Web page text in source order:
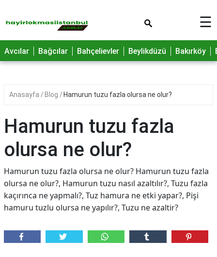
☰
Avcılar Bağcılar Bahçelievler Beylikdüzü Bakırköy
Anasayfa Blog Hamurun tuzu fazla olursa ne olur?
Hamurun tuzu fazla
olursa ne olur?
Hamurun tuzu fazla olursa ne olur? Hamurun tuzu fazla
olursa ne olur?, Hamurun tuzu nasıl azaltılır?, Tuzu fazla
kaçırınca ne yapmalı?, Tuz hamura ne etki yapar?, Pişi
hamuru tuzlu olursa ne yapılır?, Tuzu ne azaltir?